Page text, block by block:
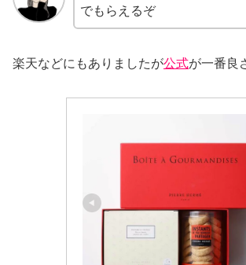
でもらえるぞ
楽天などにもありましたが公式が一番良